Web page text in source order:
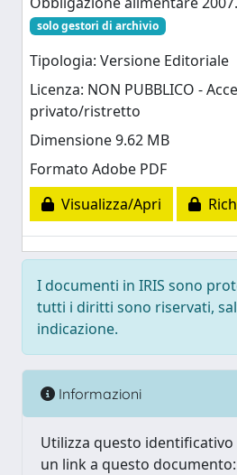
solo gestori di archivio
Tipologia: Versione Editoriale
Licenza: NON PUBBLICO -
privato/ristretto
Dimensione 9.62 MB
Formato Adobe PDF
Visualizza/Apri
I documenti in IRIS sono
tutti i diritti sono riservati,
indicazione.
Informazioni
Utilizza questo
un link a questo documento: